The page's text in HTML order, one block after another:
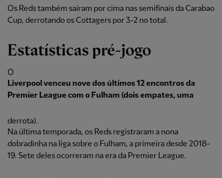
Os Reds também saíram por cima nas semifinais da Carabao
Cup, derrotando os Cottagers por 3-2 no total.
Estatísticas pré-jogo
O
Liverpool venceu nove dos últimos 12 encontros da
Premier League com o Fulham (dois empates, uma
derrota).
Na última temporada, os Reds registraram a nona
dobradinha na liga sobre o Fulham, a primeira desde 2018-
19. Sete deles ocorreram na era da Premier League.